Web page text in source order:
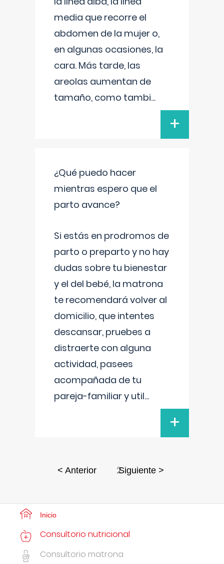
media que recorre el
abdomen de la mujer o,
en algunas ocasiones, la
cara. Más tarde, las
areolas aumentan de
tamaño, como tambi...
+
¿Qué puedo hacer
mientras espero que el
parto avance?
Si estás en prodromos de
parto o preparto y no hay
dudas sobre tu bienestar
y el del bebé, la matrona
te recomendará volver al
domicilio, que intentes
descansar, pruebes a
distraerte con alguna
actividad, pasees
acompañada de tu
pareja-familiar y util...
+
< Anterior 2Siguiente >
Inicio
Consultorio nutricional
Consultorio matrona